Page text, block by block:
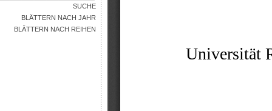
SUCHE
BLÄTTERN NACH JAHR
BLÄTTERN NACH REIHEN